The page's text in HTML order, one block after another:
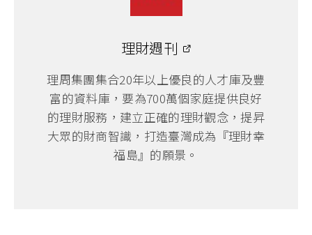
理財週刊
理周集團集合20年以上優良的人才庫及豐
富的資料庫，要為700萬個家庭提供良好
的理財服務，建立正確的理財觀念，提昇
大眾的財商智識，打造臺灣成為『理財幸
福島』的願景。